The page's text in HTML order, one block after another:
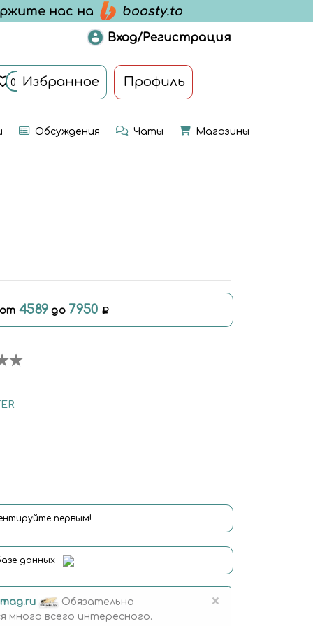
Вход/Регистрация
0 Избранное Профиль
Обсуждения Чаты Магазины
от 4589 до 7950
первым!
данных
Обязательно
всего интересного.
×